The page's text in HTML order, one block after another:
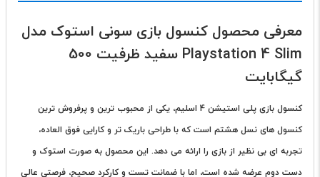
معرفی محصول کنسول بازی سونی استوک مدل
Playstation 4 Slim سفید ظرفیت 500
گیگابایت
کنسول بازی پلی استیشن 4 اسلیم، یکی از محبوب ترین و پرفروش ترین
کنسول های نسل هشتم است که با طراحی باریک تر و کارایی فوق العاده،
تجربه ای بی نظیر از بازی را ارائه می دهد. این محصول به صورت استوک و
دست دوم عرضه شده است، اما با ضمانت تست و کارکرد صحیح، فرصتی عالی